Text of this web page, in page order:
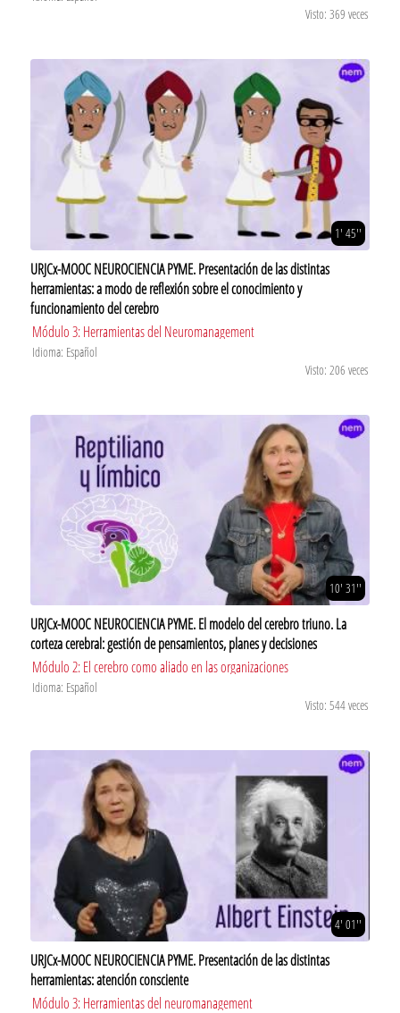
Visto: 369 veces
1' 45''
URJCx-MOOC NEUROCIENCIA PYME. Presentación de las distintas
herramientas: a modo de reflexión sobre el conocimiento y
funcionamiento del cerebro
Módulo 3: Herramientas del Neuromanagement
Idioma: Español
Visto: 206 veces
10' 31''
URJCx-MOOC NEUROCIENCIA PYME. El modelo del cerebro triuno. La
corteza cerebral: gestión de pensamientos, planes y decisiones
Módulo 2: El cerebro como aliado en las organizaciones
Idioma: Español
Visto: 544 veces
4' 01''
URJCx-MOOC NEUROCIENCIA PYME. Presentación de las distintas
herramientas: atención consciente
Módulo 3: Herramientas del neuromanagement